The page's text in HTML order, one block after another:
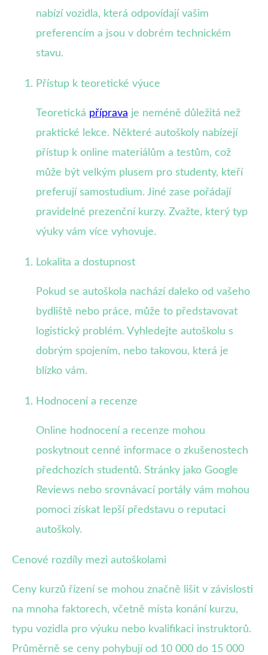
nabízí vozidla, která odpovídají vašim
preferencím a jsou v dobrém technickém
stavu.
Přístup k teoretické výuce
Teoretická příprava je neméně důležitá než
praktické lekce. Některé autoškoly nabízejí
přístup k online materiálům a testům, což
může být velkým plusem pro studenty, kteří
preferují samostudium. Jiné zase pořádají
pravidelné prezenční kurzy. Zvažte, který typ
výuky vám více vyhovuje.
Lokalita a dostupnost
Pokud se autoškola nachází daleko od vašeho
bydliště nebo práce, může to představovat
logistický problém. Vyhledejte autoškolu s
dobrým spojením, nebo takovou, která je
blízko vám.
Hodnocení a recenze
Online hodnocení a recenze mohou
poskytnout cenné informace o zkušenostech
předchozích studentů. Stránky jako Google
Reviews nebo srovnávací portály vám mohou
pomoci získat lepší představu o reputaci
autoškoly.
Cenové rozdíly mezi autoškolami
Ceny kurzů řízení se mohou značně lišit v závislosti
na mnoha faktorech, včetně místa konání kurzu,
typu vozidla pro výuku nebo kvalifikaci instruktorů.
Průměrně se ceny pohybují od 10 000 do 15 000